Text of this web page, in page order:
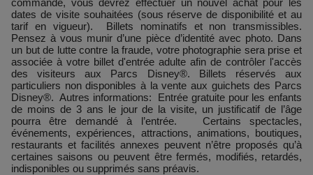
dates de visite souhaitées (sous réserve de disponibilité et au
tarif en vigueur). Billets nominatifs et non transmissibles.
Pensez à vous munir d’une pièce d’identité avec photo. Dans
un but de lutte contre la fraude, votre photographie sera prise et
associée à votre billet d'entrée adulte afin de contrôler l'accès
des visiteurs aux Parcs Disney®. Billets réservés aux
particuliers non disponibles à la vente aux guichets des Parcs
Disney®. Autres informations: Entrée gratuite pour les enfants
de moins de 3 ans le jour de la visite, un justificatif de l’âge
pourra être demandé à l’entrée. Certains spectacles,
événements, expériences, attractions, animations, boutiques,
restaurants et facilités annexes peuvent n’être proposés qu’à
certaines saisons ou peuvent être fermés, modifiés, retardés,
indisponibles ou supprimés sans préavis.